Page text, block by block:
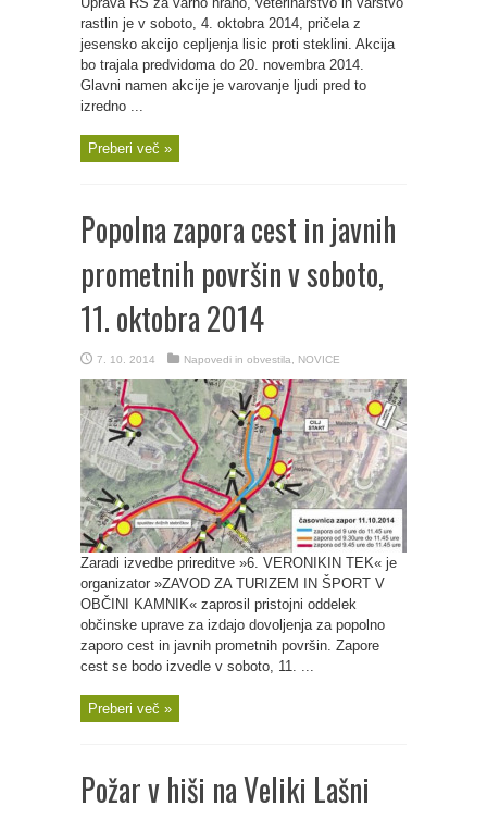
rastlin je v soboto, 4. oktobra 2014, pričela z
jesensko akcijo cepljenja lisic proti steklini. Akcija
bo trajala predvidoma do 20. novembra 2014.
Glavni namen akcije je varovanje ljudi pred to
izredno ...
Preberi več »
Popolna zapora cest in javnih
prometnih površin v soboto,
11. oktobra 2014
7. 10. 2014 Napovedi in obvestila NOVICE
Zaradi izvedbe prireditve »6. VERONIKIN TEK« je
organizator »ZAVOD ZA TURIZEM IN ŠPORT V
OBČINI KAMNIK« zaprosil pristojni oddelek
občinske uprave za izdajo dovoljenja za popolno
zaporo cest in javnih prometnih površin. Zapore
cest se bodo izvedle v soboto, 11. ...
Preberi več »
Požar v hiši na Veliki Lašni